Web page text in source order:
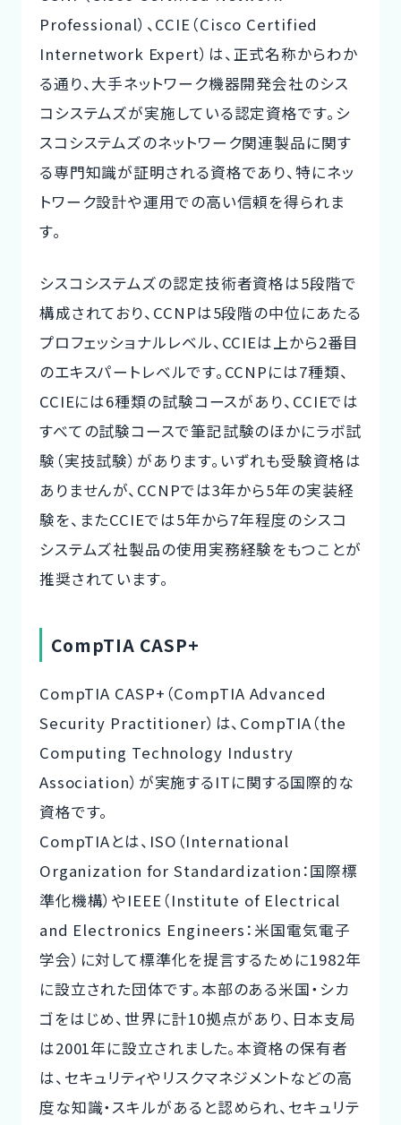
Professional）、CCIE（Cisco Certified
Internetwork Expert）は、正式名称からわか
る通り、大手ネットワーク機器開発会社のシス
コシステムズが実施している認定資格です。シ
スコシステムズのネットワーク関連製品に関す
る専門知識が証明される資格であり、特にネッ
トワーク設計や運用での高い信頼を得られま
す。
シスコシステムズの認定技術者資格は5段階で
構成されており、CCNPは5段階の中位にあたる
プロフェッショナルレベル、CCIEは上から2番目
のエキスパートレベルです。CCNPには7種類、
CCIEには6種類の試験コースがあり、CCIEでは
すべての試験コースで筆記試験のほかにラボ試
験（実技試験）があります。いずれも受験資格は
ありませんが、CCNPでは3年から5年の実装経
験を、またCCIEでは5年から7年程度のシスコ
システムズ社製品の使用実務経験をもつことが
推奨されています。
CompTIA CASP+
CompTIA CASP+（CompTIA Advanced
Security Practitioner）は、CompTIA（the
Computing Technology Industry
Association）が実施するITに関する国際的な
資格です。
CompTIAとは、ISO（International
Organization for Standardization：国際標
準化機構）やIEEE（Institute of Electrical
and Electronics Engineers：米国電気電子
学会）に対して標準化を提言するために1982年
に設立された団体です。本部のある米国・シカ
ゴをはじめ、世界に計10拠点があり、日本支局
は2001年に設立されました。本資格の保有者
は、セキュリティやリスクマネジメントなどの高
度な知識・スキルがあると認められ、セキュリテ